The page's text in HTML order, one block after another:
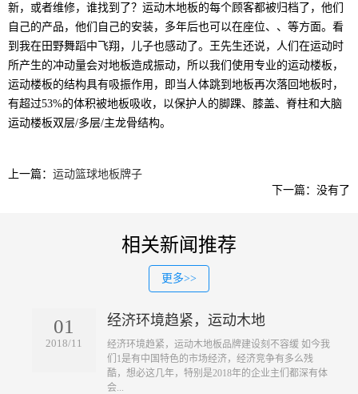
新，或者维修，谁找到了？运动木地板的每个顾客都被归档了，他们
自己的产品，他们自己的安装，多年后也可以在座位、、等方面。看
到我在田野舞蹈中飞翔，儿子也感动了。王先生还说，人们在运动时
所产生的冲动量会对地板造成振动，所以我们使用专业的运动楼板，
运动楼板的结构具有吸振作用，即当人体跳到地板再次落回地板时，
有超过53%的体积被地板吸收，以保护人的脚踝、膝盖、脊柱和大脑
运动楼板双层/多层/主龙骨结构。
上一篇： 运动篮球地板牌子
下一篇：没有了
相关新闻推荐
更多>>
01
2018/11
经济环境趋紧，运动木地
​经济环境趋紧，运动木地板品牌建设刻不容缓 如今我
们1是有中国特色的市场经济，经济竞争有多么残
酷，想必这几年，特别是2018年的企业主们都深有体
会...